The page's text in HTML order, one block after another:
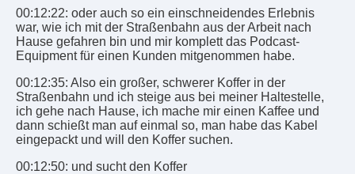
00:12:22: oder auch so ein einschneidendes Erlebnis
war, wie ich mit der Straßenbahn aus der Arbeit nach
Hause gefahren bin und mir komplett das Podcast-
Equipment für einen Kunden mitgenommen habe.
00:12:35: Also ein großer, schwerer Koffer in der
Straßenbahn und ich steige aus bei meiner Haltestelle,
ich gehe nach Hause, ich mache mir einen Kaffee und
dann schießt man auf einmal so, man habe das Kabel
eingepackt und will den Koffer suchen.
00:12:50: und sucht den Koffer